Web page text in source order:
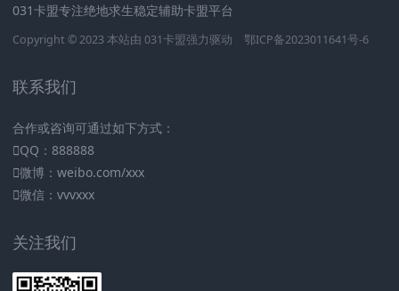
031卡盟专注绝地求生稳定辅助卡盟平台
Copyright © 2023 本站由 031卡盟强力驱动 鄂ICP备2023011641号-6
联系我们
合作或咨询可通过如下方式：
QQ：888888
微博：weibo.com/xxx
微信：vvvxxx
关注我们